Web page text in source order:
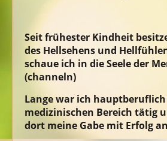
Seit frühester Kindheit
des Hellsehens und
schaue ich in die Seele der
(channeln)
Lange war ich
medizinischen Bereich tätig
dort meine Gabe mit Erfolg